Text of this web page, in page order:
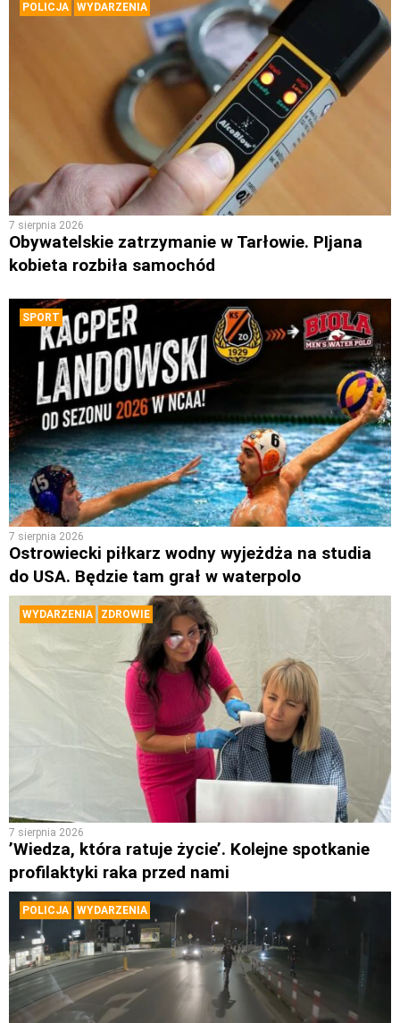
POLICJA WYDARZENIA
7 sierpnia 2026
Obywatelskie zatrzymanie w Tarłowie. PIjana
kobieta rozbiła samochód
SPORT
7 sierpnia 2026
Ostrowiecki piłkarz wodny wyjeżdża na studia
do USA. Będzie tam grał w waterpolo
WYDARZENIA ZDROWIE
7 sierpnia 2026
’Wiedza, która ratuje życie’. Kolejne spotkanie
profilaktyki raka przed nami
POLICJA WYDARZENIA